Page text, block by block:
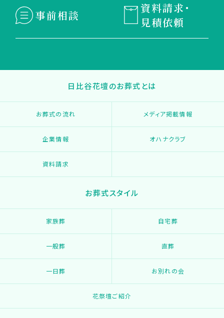
事前相談
資料請求・
見積依頼
日比谷花壇のお葬式とは
お葬式の流れ メディア掲載情報
企業情報 オハナクラブ
資料請求
お葬式スタイル
家族葬 自宅葬
一般葬 直葬
一日葬 お別れの会
花祭壇ご紹介